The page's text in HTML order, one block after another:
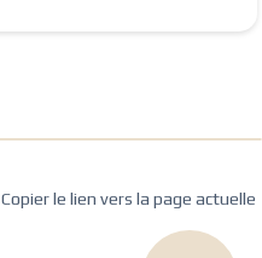
Copier le lien vers la page actuelle